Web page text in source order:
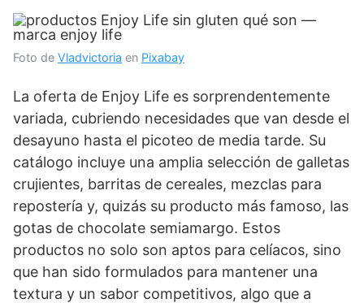
Foto de Vladvictoria en Pixabay
La oferta de Enjoy Life es sorprendentemente
variada, cubriendo necesidades que van desde el
desayuno hasta el picoteo de media tarde. Su
catálogo incluye una amplia selección de galletas
crujientes, barritas de cereales, mezclas para
repostería y, quizás su producto más famoso, las
gotas de chocolate semiamargo. Estos
productos no solo son aptos para celíacos, sino
que han sido formulados para mantener una
textura y un sabor competitivos, algo que a